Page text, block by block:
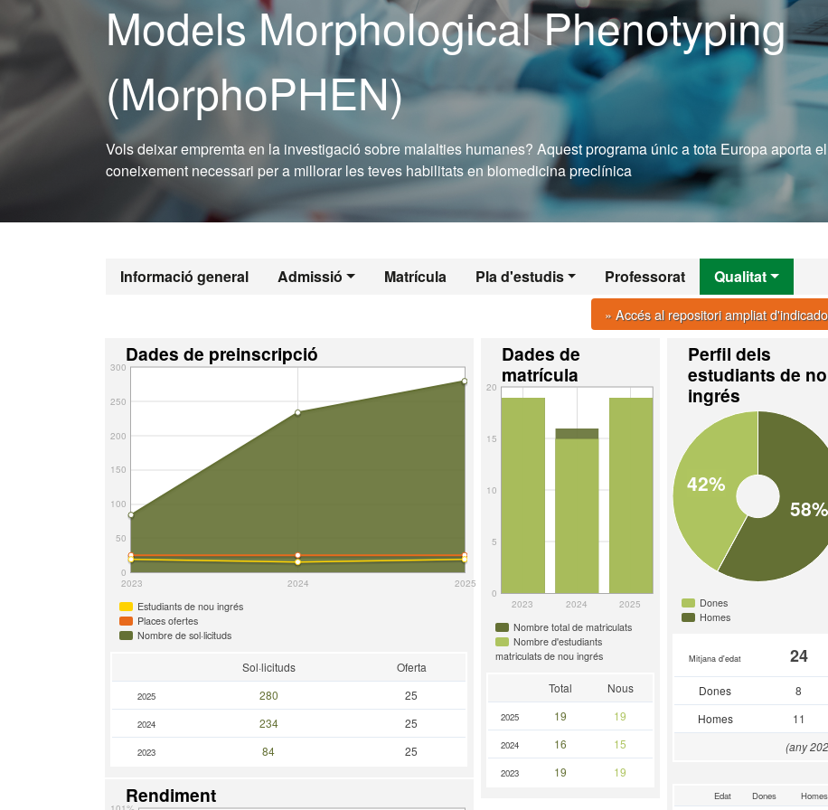
Models Morphological Phenotyping
(MorphoPHEN)
Vols deixar empremta en la investigació sobre malalties humanes? Aquest programa únic a tota Europa aporta el
coneixement necessari per a millorar les teves habilitats en biomedicina preclínica
Informació general Admissió Matrícula Pla d'estudis Professorat Qualitat
» Accés al repositori ampliat
Perfil dels
estudiants de
ingrés
58%
42%
Dones
Homes
Mitjana d'edat 24
Dones
8
Homes
11
(any
Edat Dones Homes
Dades de
matrícula
2023 2024 2025
0
5
10
15
20
Nombre total de matriculats
Nombre d'estudiants
matriculats de nou ingrés
Total Nous
2025 19 19
2024 16 15
2023 19 19
Dades de preinscripció
2023 2024 2025
0
50
100
150
200
250
300
Estudiants de nou ingrés
Places ofertes
Nombre de sol·licituds
Sol·licituds Oferta
2025 280 25
2024 234 25
2023 84 25
Rendiment